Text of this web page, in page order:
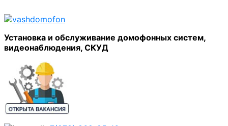
Установка и обслуживание домофонных систем,
видеонаблюдения, СКУД